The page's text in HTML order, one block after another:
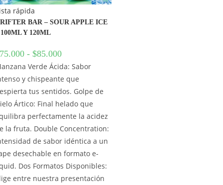
rápida
BAR – SOUR APPLE ICE
Y 120ML
75.000 - $85.000
Verde Ácida: Sabor
y chispeante que
tus sentidos. Golpe de
Ártico: Final helado que
perfectamente la acidez
la fruta. Double Concentration:
de sabor idéntica a un
desechable en formato e-
Dos Formatos Disponibles:
entre nuestra presentación